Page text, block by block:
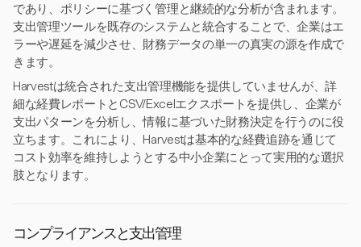
であり、ポリシーに基づく管理と継続的な分析が含まれます。
支出管理ツールを既存のシステムと統合することで、企業はエ
ラーや遅延を減少させ、財務データの単一の真実の源を作成で
きます。
Harvestは統合された支出管理機能を提供していませんが、詳
細な経費レポートとCSV/Excelエクスポートを提供し、企業が
支出パターンを分析し、情報に基づいた財務決定を行うのに役
立ちます。これにより、Harvestは基本的な経費追跡を通じて
コスト効率を維持しようとする中小企業にとって実用的な選択
肢となります。
コンプライアンスと支出管理